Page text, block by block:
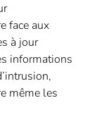
face aux
à jour
informations
même les